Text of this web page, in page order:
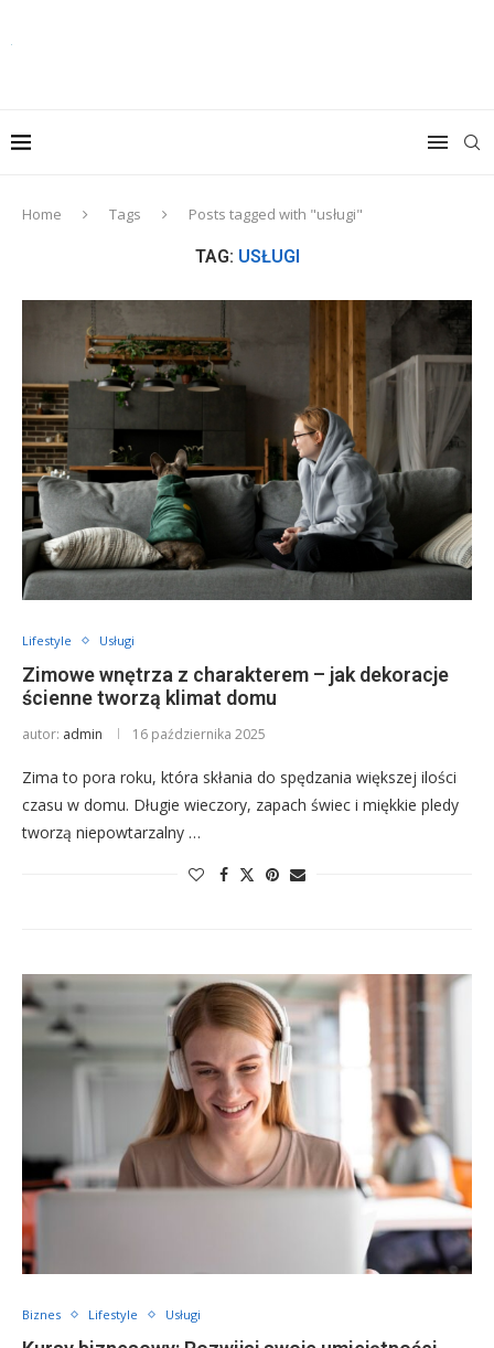
Home Tags Posts tagged with "usługi"
TAG: USŁUGI
Lifestyle Usługi
Zimowe wnętrza z charakterem – jak dekoracje
ścienne tworzą klimat domu
autor: admin 16 października 2025
Zima to pora roku, która skłania do spędzania większej ilości
czasu w domu. Długie wieczory, zapach świec i miękkie pledy
tworzą niepowtarzalny …
Biznes Lifestyle Usługi